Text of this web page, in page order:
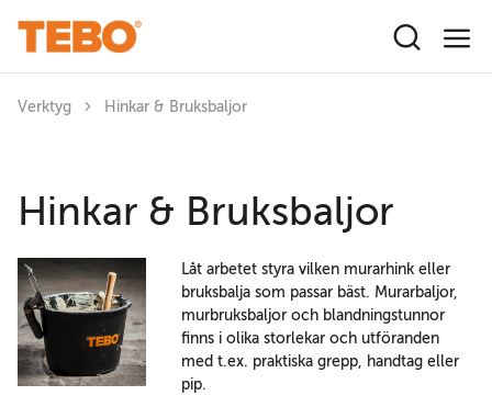
Verktyg Hinkar & Bruksbaljor
Hinkar & Bruksbaljor
Låt arbetet styra vilken murarhink eller
bruksbalja som passar bäst. Murarbaljor,
murbruksbaljor och blandningstunnor
finns i olika storlekar och utföranden
med t.ex. praktiska grepp, handtag eller
pip.